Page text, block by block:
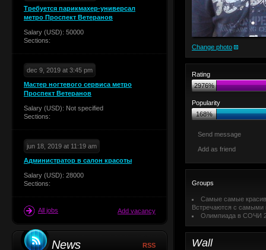
Требуется парикмахер-универсал
метро Проспект Ветеранов
Salary (USD): 50000
Sections:
dec 9, 2019 at 3:45 pm
Мастер ногтевого сервиса метро
Проспект Ветеранов
Salary (USD): Not specified
Sections:
jun 18, 2019 at 11:19 am
Администратор в салон красоты
Salary (USD): 28000
Sections:
All jobs Add vacancy
RSS
News
Change photo
Rating
2976%
Popularity
168%
Send message
Add as friend
Groups
Самые самые
Встречаются с самыми
Олимпиада в СОЧИ
Wall